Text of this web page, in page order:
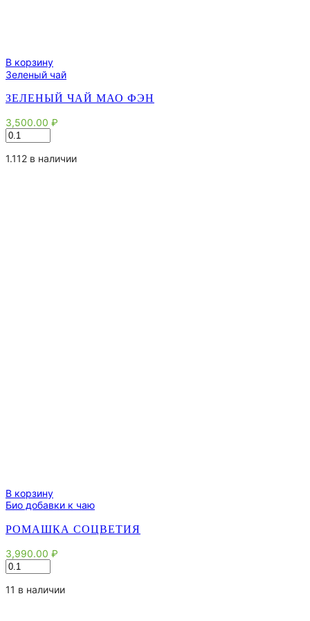
В корзину
Зеленый чай
ЗЕЛЕНЫЙ ЧАЙ МАО ФЭН
3,500.00 ₽
Количество
товара
Зеленый
1.112 в наличии
В корзину
Био добавки к чаю
РОМАШКА СОЦВЕТИЯ
3,990.00 ₽
Количество
товара
Ромашка
11 в наличии